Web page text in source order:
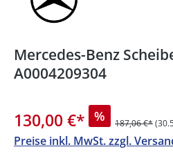
Mercedes-Benz
A0004209304
130,00 €* % 187,06 €*
Preise inkl. MwSt. zzgl.